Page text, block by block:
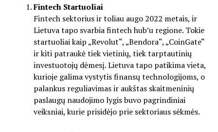
Fintech Startuoliai
Fintech sektorius ir toliau augo 2022 metais, ir
Lietuva tapo svarbia fintech hub’u regione. Tokie
startuoliai kaip „Revolut“, „Bendora“, „CoinGate“
ir kiti patraukė tiek vietinių, tiek tarptautinių
investuotojų dėmesį. Lietuva tapo patikima vieta,
kurioje galima vystytis finansų technologijoms, o
palankus reguliavimas ir aukštas skaitmeninių
paslaugų naudojimo lygis buvo pagrindiniai
veiksniai, kurie prisidėjo prie sektoriaus sėkmės.